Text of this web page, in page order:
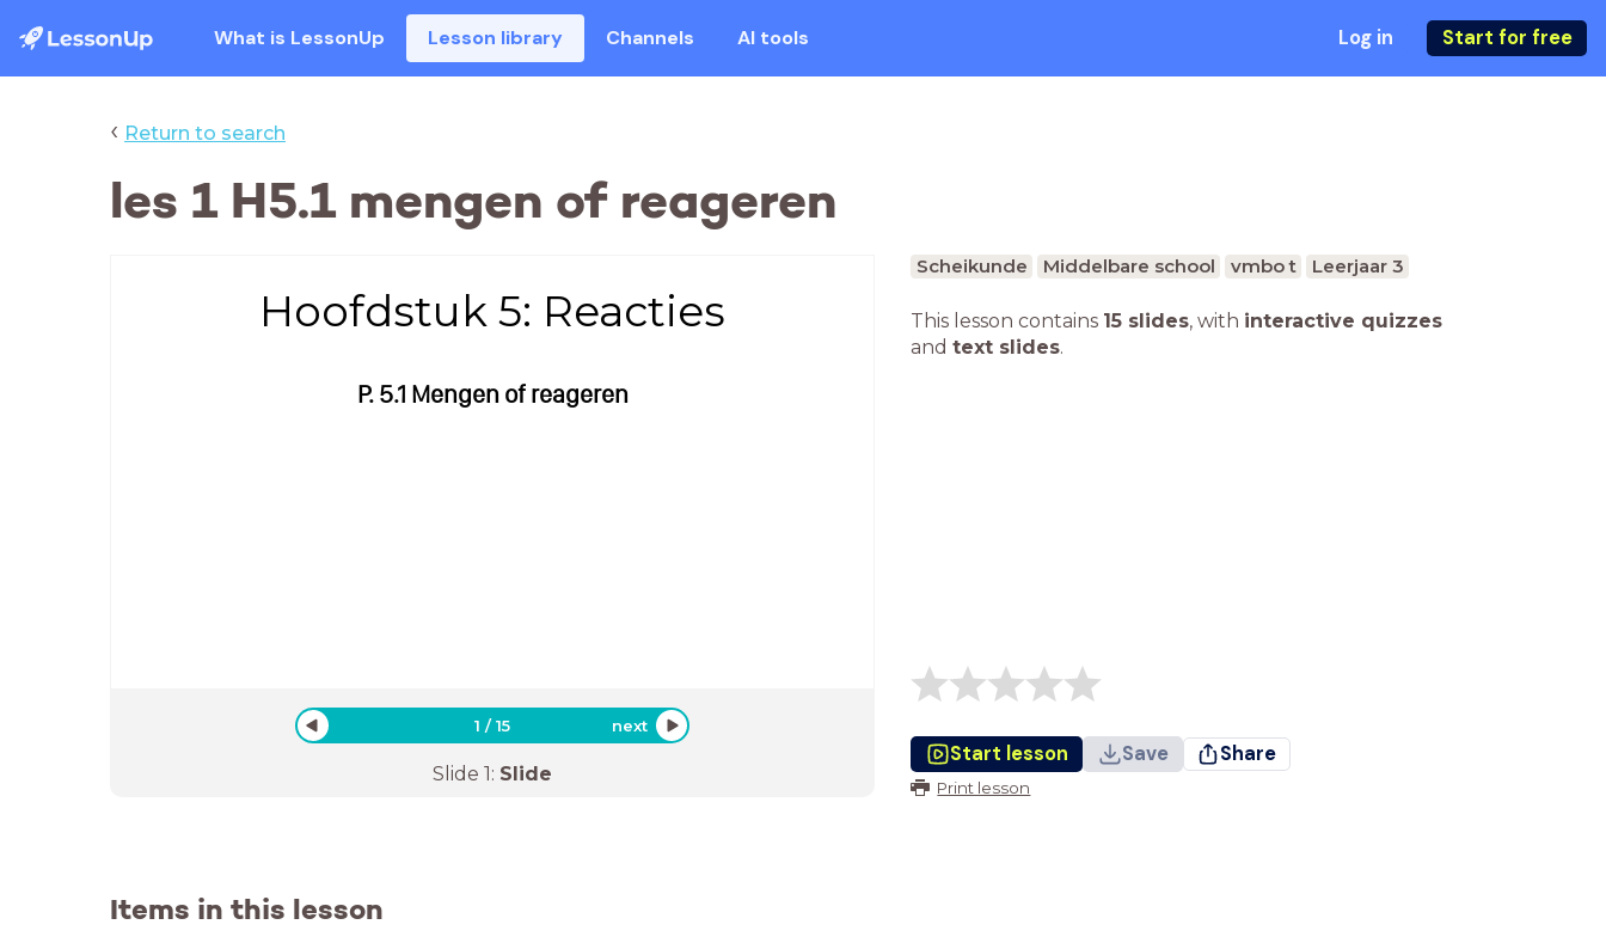
What is LessonUp Lesson library Channels AI tools Log in Start for free
‹ Return to search
les 1 H5.1 mengen of reageren
Hoofdstuk 5: Reacties
P. 5.1 Mengen of reageren
1 /15 next
Slide 1: Slide
Scheikunde Middelbare school vmbo t Leerjaar 3
This lesson contains 15 slides, with interactive quizzes
and text slides.
Start lesson Save Share
Print lesson
Items in this lesson